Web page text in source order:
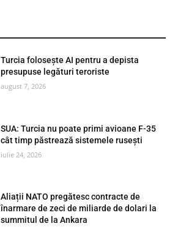
Turcia folosește AI pentru a depista
presupuse legături teroriste
august 7, 2026
SUA: Turcia nu poate primi avioane F-35
cât timp păstrează sistemele rusești
iulie 24, 2026
Aliații NATO pregătesc contracte de
înarmare de zeci de miliarde de dolari la
summitul de la Ankara